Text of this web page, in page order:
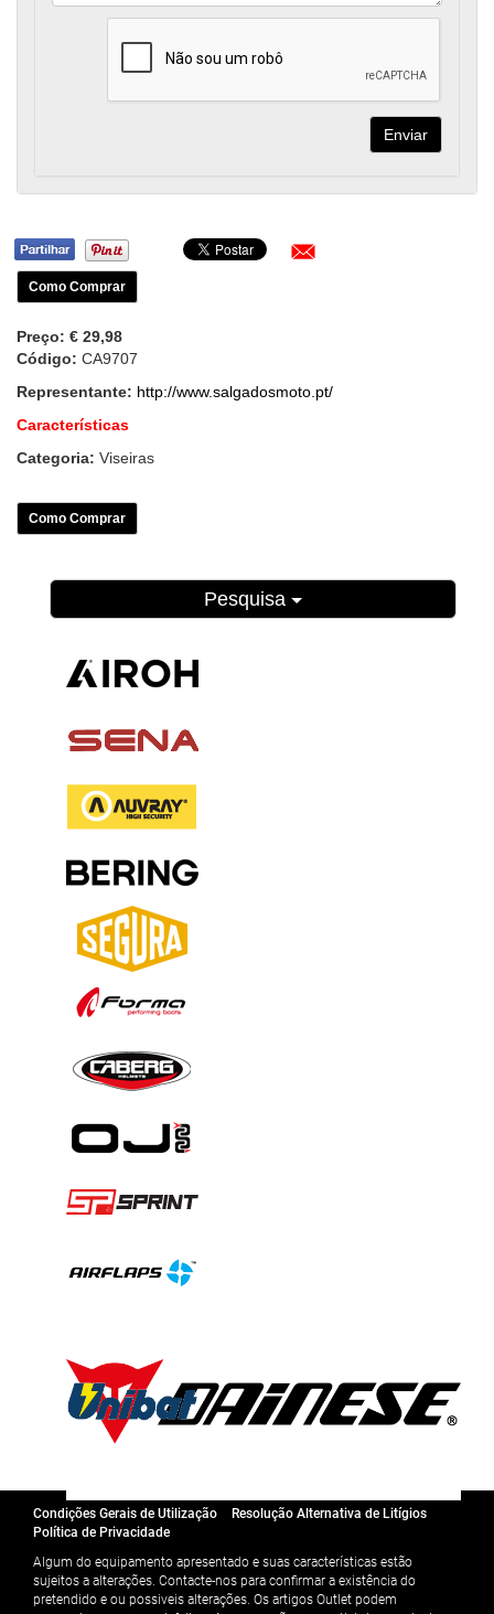
Como Comprar
Preço: € 29,98
Código: CA9707
Representante: http://www.salgadosmoto.pt/
Características
Categoria: Viseiras
Como Comprar
Pesquisa
Condições Gerais de Utilização
Resolução Alternativa de Litígios
Política de Privacidade
Algum do equipamento apresentado e suas características estão
sujeitos a alterações. Contacte-nos para confirmar a existência do
pretendido e ou possiveis alterações. Os artigos Outlet podem